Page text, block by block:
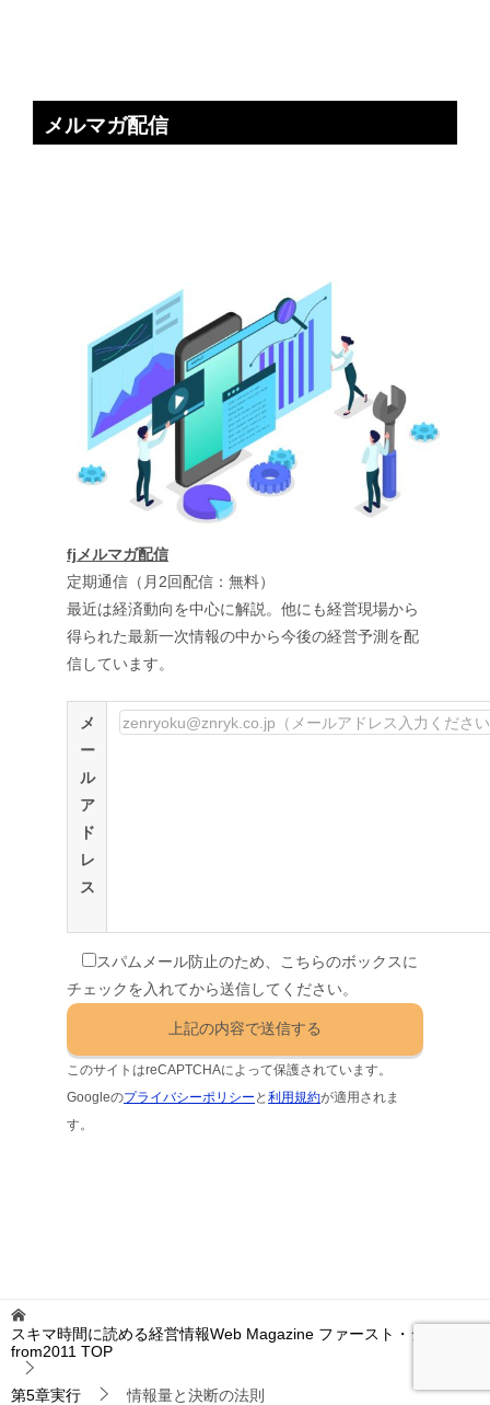
メルマガ配信
fjメルマガ配信
定期通信（月2回配信：無料）
最近は経済動向を中心に解説。他にも経営現場から
得られた最新一次情報の中から今後の経営予測を配
信しています。
メ
ー
ル
ア
ド
レ
ス
スパムメール防止のため、こちらのボックスに
チェックを入れてから送信してください。
このサイトはreCAPTCHAによって保護されています。
Googleのプライバシーポリシー と利用規約が適用されま
す。
スキマ時間に読める経営情報Web Magazine ファースト・ジャッジ
from2011 TOP
第5章実行 情報量と決断の法則